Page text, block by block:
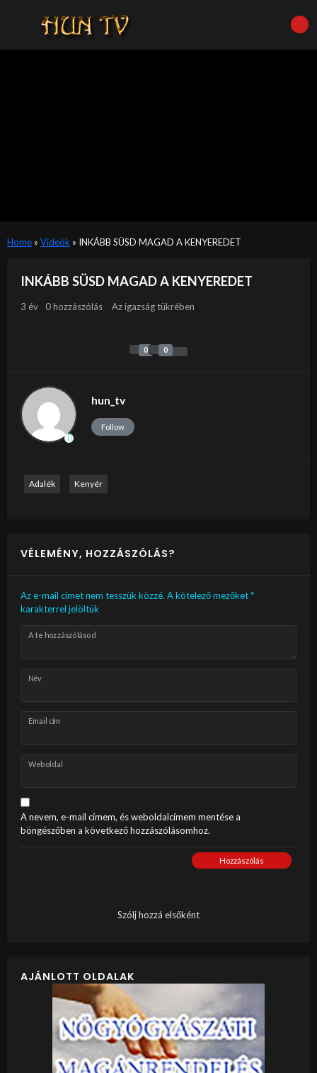
Home» Videók » INKÁBB SÜSD MAGAD A KENYEREDET
INKÁBB SÜSD MAGAD A KENYEREDET
3 év 0 hozzászólás Az igazság tükrében
0 0
hun_tv
Follow
Adalék Kenyér
VÉLEMÉNY, HOZZÁSZÓLÁS?
Az e-mail címet nem tesszük közzé. A kötelező mezőket*
karakterrel jelöltük
A te hozzászólásod
Név
Email cím
Weboldal
A nevem, e-mail címem, és weboldalcímem mentése a
böngészőben a következő hozzászólásomhoz.
Hozzászólás
Szólj hozzá elsőként
AJÁNLOTT OLDALAK